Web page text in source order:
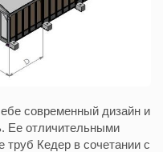
современный дизайн и
Ее отличительными
труб Кедер в сочетании с